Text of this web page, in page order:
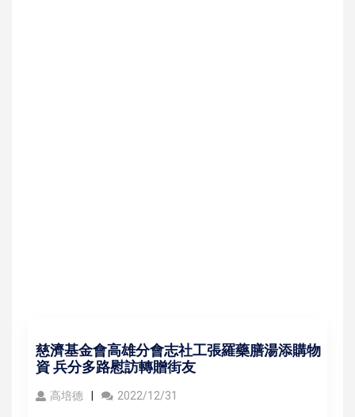
慈濟基金會高雄分會志社工張羅藥膳湯添購物
資 兵分多路慰訪轉贈街友
高培德 2022/12/31